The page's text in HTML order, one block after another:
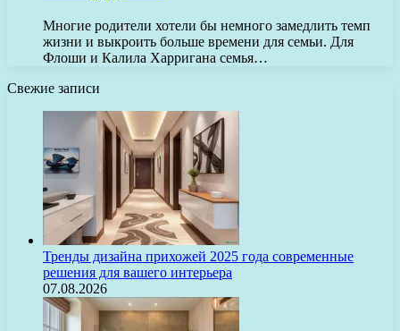
Многие родители хотели бы немного замедлить темп
жизни и выкроить больше времени для семьи. Для
Флоши и Калила Харригана семья…
Свежие записи
Тренды дизайна прихожей 2025 года современные
решения для вашего интерьера
07.08.2026